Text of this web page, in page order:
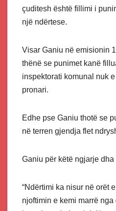
çuditesh është fillimi i
një ndërtese.
Visar Ganiu në emisionin
thënë se punimet kanë
inspektorati komunal nuk
pronari.
Edhe pse Ganiu thotë se
në terren gjendja flet
Ganiu për këtë ngjarje dha
“Ndërtimi ka nisur në orët
njoftimin e kemi marrë nga